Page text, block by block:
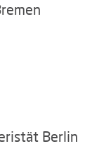
Berlin